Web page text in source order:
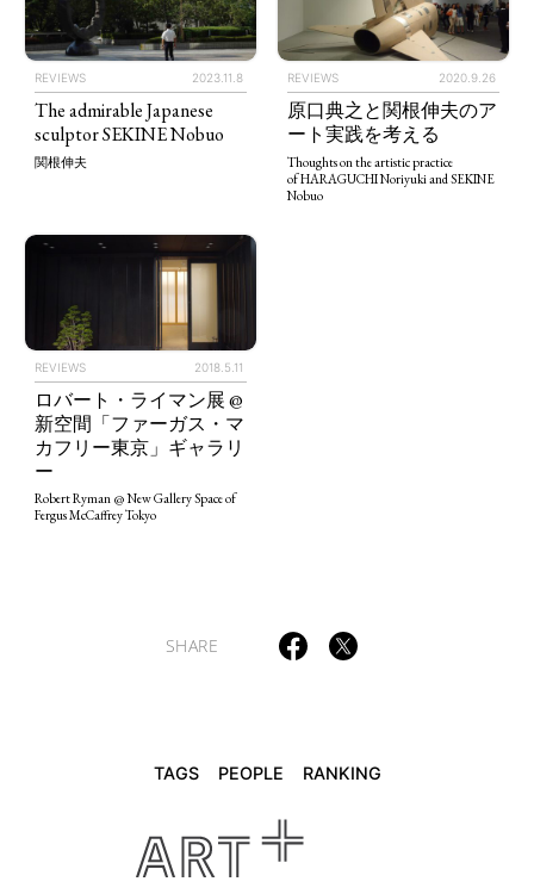
RANKING
ART WORLD CULTURAL ESSAYS
POLITICS REVIEWS
REVIEWS 2023.11.8
The admirable Japanese
sculptor SEKINE Nobuo
関根伸夫
REVIEWS 2020.9.26
原口典之と関根伸夫のア
ート実践を考える
Thoughts on the artistic practice
of HARAGUCHI Noriyuki and SEKINE
Nobuo
REVIEWS 2018.5.11
ロバート・ライマン展 @
新空間「ファーガス・マ
カフリー東京」ギャラリ
ー
Robert Ryman @ New Gallery Space of
Fergus McCaffrey Tokyo
SHARE
TAGS PEOPLE RANKING